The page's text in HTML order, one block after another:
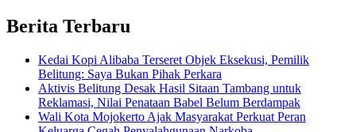
Berita Terbaru
Kedai Kopi Alibaba Terseret Objek Eksekusi, Pemilik
Belitung: Saya Bukan Pihak Perkara
Aktivis Belitung Desak Hasil Sitaan Tambang untuk
Reklamasi, Nilai Penataan Babel Belum Berdampak
Wali Kota Mojokerto Ajak Masyarakat Perkuat Peran